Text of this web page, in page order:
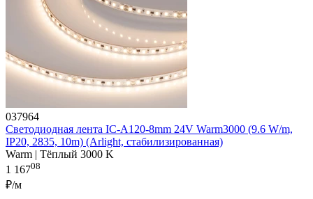
037964
Светодиодная лента IC-A120-8mm 24V Warm3000 (9.6 W/m,
IP20, 2835, 10m) (Arlight, стабилизированная)
Warm | Тёплый 3000 K
1 16708
₽/м